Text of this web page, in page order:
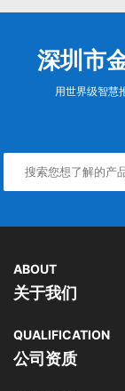
深圳市
用世界级智慧
ABOUT
关于我们
QUALIFICATION
公司资质